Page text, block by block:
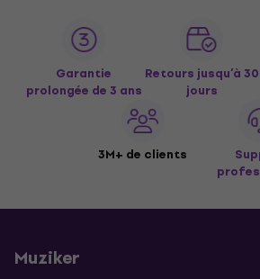
Garantie
prolongée de 3 ans
Retours jusqu’à 30
jours
3M+ de clients
Muziker